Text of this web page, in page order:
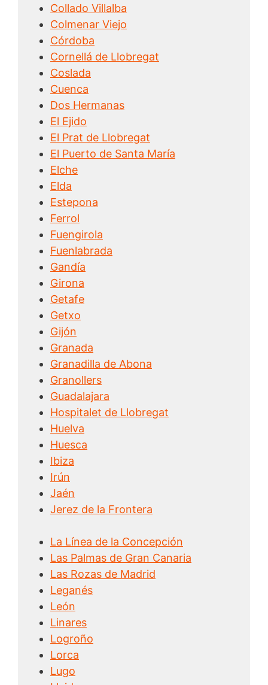
Collado Villalba
Colmenar Viejo
Córdoba
Cornellá de Llobregat
Coslada
Cuenca
Dos Hermanas
El Ejido
El Prat de Llobregat
El Puerto de Santa María
Elche
Elda
Estepona
Ferrol
Fuengirola
Fuenlabrada
Gandía
Girona
Getafe
Getxo
Gijón
Granada
Granadilla de Abona
Granollers
Guadalajara
Hospitalet de Llobregat
Huelva
Huesca
Ibiza
Irún
Jaén
Jerez de la Frontera
La Línea de la Concepción
Las Palmas de Gran Canaria
Las Rozas de Madrid
Leganés
León
Linares
Logroño
Lorca
Lugo